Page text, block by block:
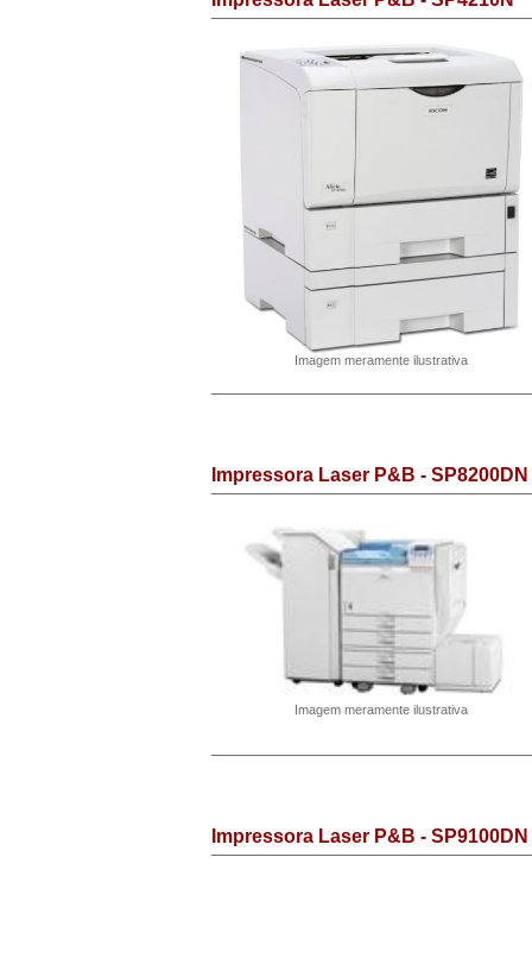
Imagem meramente ilustrativa
Impressora Laser P&B - SP8200DN
Imagem meramente ilustrativa
Impressora Laser P&B - SP9100DN